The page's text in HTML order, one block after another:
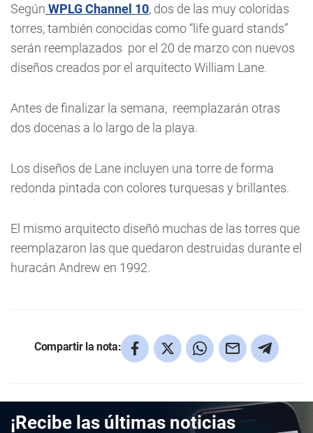
Según WPLG Channel 10, dos de las muy coloridas
torres, también conocidas como “life guard stands”
serán reemplazados por el 20 de marzo con nuevos
diseños creados por el arquitecto William Lane.
Antes de finalizar la semana, reemplazarán otras
dos docenas a lo largo de la playa.
Los diseños de Lane incluyen una torre de forma
redonda pintada con colores turquesas y brillantes.
El mismo arquitecto diseñó muchas de las torres que
reemplazaron las que quedaron destruidas durante el
huracán Andrew en 1992.
Compartir la nota:
¡Recibe las últimas noticias